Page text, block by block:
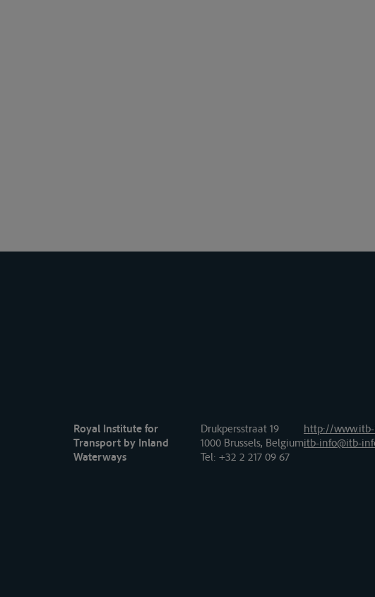
Royal Institute for
Transport by Inland
Waterways
Drukpersstraat 19
1000 Brussels, Belgium
Tel: +32 2 217 09 67
http://
itb-info@itb-